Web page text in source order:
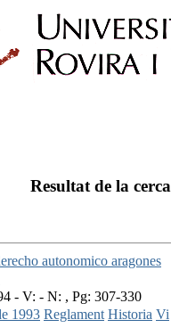
Resultat de la cerca
autonomico aragones
- V: - N: , Pg: 307-330
1993 Reglament Historia Vi